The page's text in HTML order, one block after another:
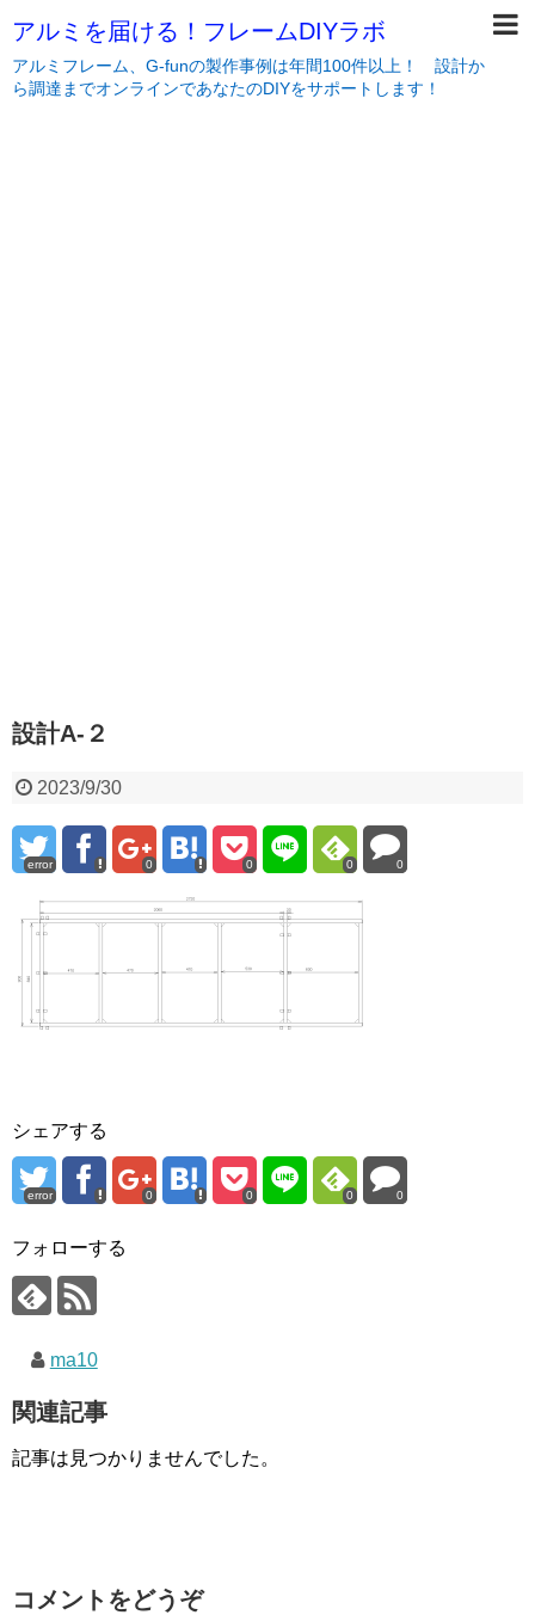
アルミを届ける！フレームDIYラボ
アルミフレーム、G-funの製作事例は年間100件以上！ 設計か
ら調達までオンラインであなたのDIYをサポートします！
設計A-２
2023/9/30
error 0 0 0 0
シェアする
error 0 0 0 0
フォローする
ma10
関連記事
記事は見つかりませんでした。
コメントをどうぞ